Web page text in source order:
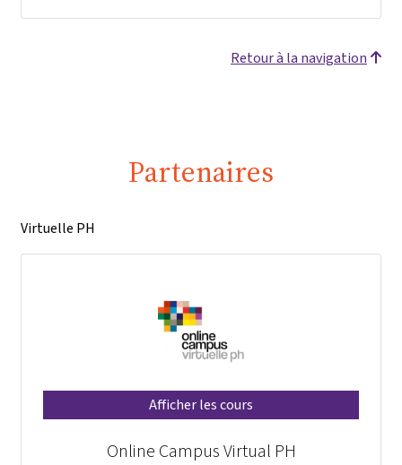
Retour à la navigation
Partenaires
Virtuelle PH
Afficher les cours
Online Campus Virtual PH